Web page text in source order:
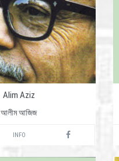
Alim Aziz
আলীম আজিজ
INFO